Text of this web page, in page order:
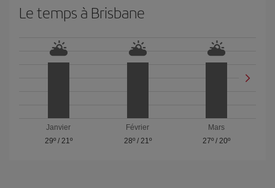
Le temps à Brisbane
Janvier
29º/ 21º
Février
28º/ 21º
Mars
27º / 20º